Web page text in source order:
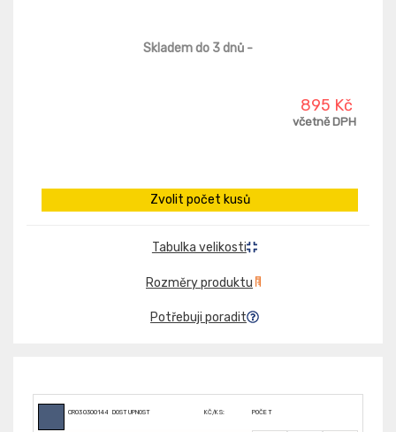
Skladem do 3 dnů -
895 Kč
včetně DPH
Zvolit počet kusů
Tabulka velikosti
Rozměry produktu
Potřebuji poradit
CR0303001441 DOSTUPNOST KČ/KS: POČET